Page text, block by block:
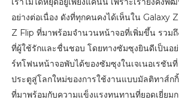
อย่างต่อเนื่อง ดังที่ทุกคนคงได้เห็นใน Galaxy
Z Flip ที่มาพร้อมจำนวนหน้าจอที่เพิ่มขึ้น รวม
ที่ผู้ใช้รักและชื่นชอบ โดยทางซัมซุงยินดีเป็นอย่
ร์ทโฟนหน้าจอพับได้ของซัมซุงในเจเนอเรชันที่
ประตูสู่โลกใหม่ของการใช้งานแบบมัลติทาส์ก
ที่มาพร้อมกับความแข็งแรงทนทานที่ยอดเยี่ยมก